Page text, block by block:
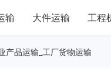
输 大件运输 工程
产品运输_工厂货物运输